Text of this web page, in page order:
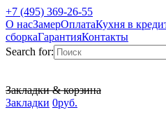
+7 (495) 369-26-55
О насЗамерОплатаКухня в
сборкаГарантияКонтакты
Search for:
Закладки & корзина
Закладки 0руб.